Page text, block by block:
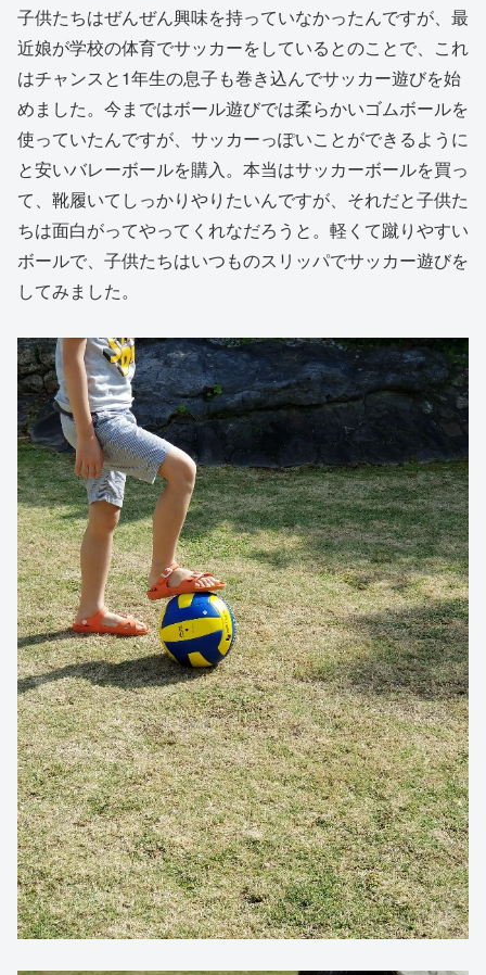
子供たちはぜんぜん興味を持っていなかったんですが、最
近娘が学校の体育でサッカーをしているとのことで、これ
はチャンスと1年生の息子も巻き込んでサッカー遊びを始
めました。今まではボール遊びでは柔らかいゴムボールを
使っていたんですが、サッカーっぽいことができるように
と安いバレーボールを購入。本当はサッカーボールを買っ
て、靴履いてしっかりやりたいんですが、それだと子供た
ちは面白がってやってくれなだろうと。軽くて蹴りやすい
ボールで、子供たちはいつものスリッパでサッカー遊びを
してみました。